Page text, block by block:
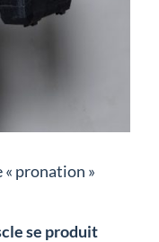
« pronation »
se produit